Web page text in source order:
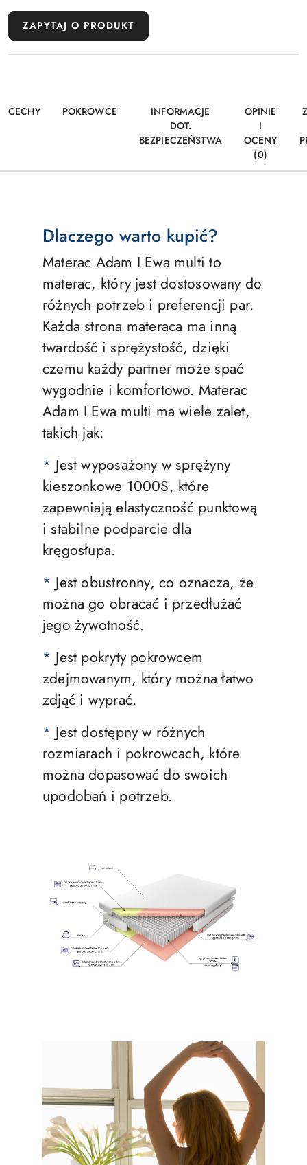
ZAPYTAJ O PRODUKT
CECHY POKROWCE
INFORMACJE
DOT.
BEZPIECZEŃSTWA
OPINIE
I
OCENY
(0)
Dlaczego warto kupić?
Materac Adam I Ewa multi to
materac, który jest dostosowany do
różnych potrzeb i preferencji par.
Każda strona materaca ma inną
twardość i sprężystość, dzięki
czemu każdy partner może spać
wygodnie i komfortowo. Materac
Adam I Ewa multi ma wiele zalet,
takich jak:
* Jest wyposażony w sprężyny
kieszonkowe 1000S, które
zapewniają elastyczność punktową
i stabilne podparcie dla
kręgosłupa.
* Jest obustronny, co oznacza, że
można go obracać i przedłużać
jego żywotność.
* Jest pokryty pokrowcem
zdejmowanym, który można łatwo
zdjąć i wyprać.
* Jest dostępny w różnych
rozmiarach i pokrowcach, które
można dopasować do swoich
upodobań i potrzeb.